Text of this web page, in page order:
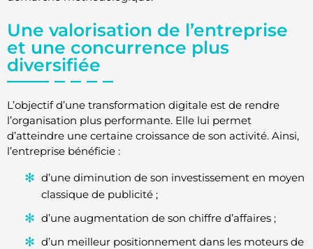
Une valorisation de l’entreprise
et une concurrence plus
diversifiée
L’objectif d’une transformation digitale est de rendre
l’organisation plus performante. Elle lui permet
d’atteindre une certaine croissance de son activité. Ainsi,
l’entreprise bénéficie :
d’une diminution de son investissement en moyen
classique de publicité ;
d’une augmentation de son chiffre d’affaires ;
d’un meilleur positionnement dans les moteurs de